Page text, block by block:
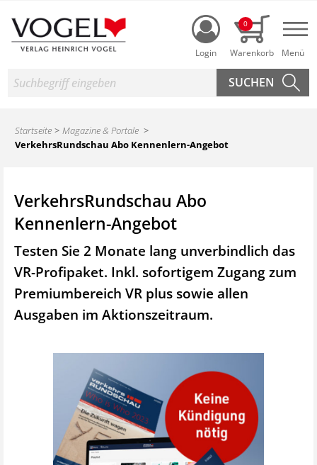
Login
0
Suche
Startseite
Magazine & Portale
VerkehrsRundschau Abo Kennenlern-Angebot
VerkehrsRundschau Abo
Kennenlern-Angebot
Testen Sie 2 Monate lang unverbindlich das
VR-Profipaket. Inkl. sofortigem Zugang zum
Premiumbereich VR plus sowie allen
Ausgaben im Aktionszeitraum.